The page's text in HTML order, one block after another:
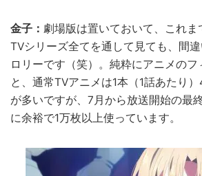
金子： 劇場版は置いておいて、これま
TVシリーズ全てを通して見ても、間
ロリーです（笑）。純粋にアニメのフ
と、通常TVアニメは1本（1話あたり
が多いですが、7月から放送開始の最
に余裕で1万枚以上使っています。